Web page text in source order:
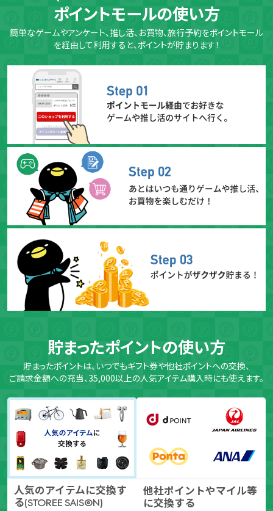
ポイントモールの使い方
簡単なゲームやアンケート、推し活、お買物、旅行予約をポイントモール
を経由して利用すると、ポイントが貯まります！
貯まったポイントの使い方
貯まったポイントは、いつでもギフト券や他社ポイントへの交換、
ご請求金額への充当、35,000以上の人気アイテム購入時にも使えます。
人気のアイテムに交換す
る(STOREE SAISON)
他社ポイントやマイル等
に交換する